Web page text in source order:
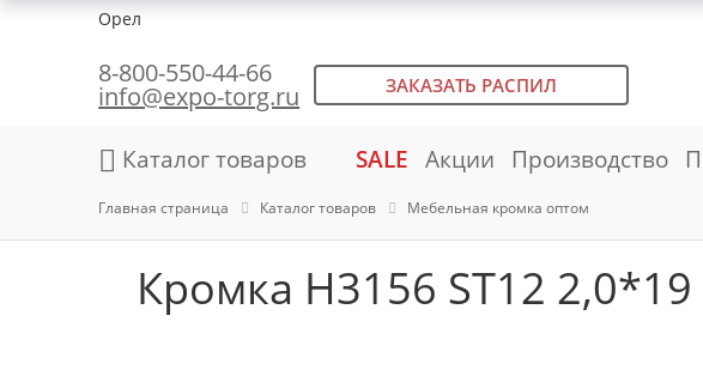
Орел
8-800-550-44-66
info@expo-torg.ru ЗАКАЗАТЬ РАСПИЛ
Каталог товаров SALE Акции Производство
Главная страница Каталог товаров Мебельная кромка оптом
Кромка H3156 ST12